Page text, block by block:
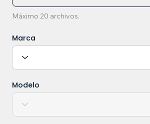
Máximo 20 archivos.
Marca
Modelo